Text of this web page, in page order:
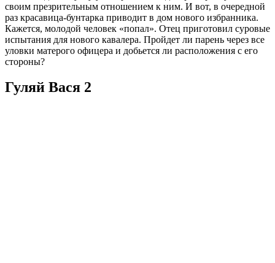
своим презрительным отношением к ним. И вот, в очередной
раз красавица-бунтарка приводит в дом нового избранника.
Кажется, молодой человек «попал». Отец приготовил суровые
испытания для нового кавалера. Пройдет ли парень через все
уловки матерого офицера и добьется ли расположения с его
стороны?
Гуляй Вася 2